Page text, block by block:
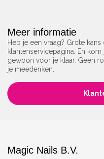
Meer informatie
Heb je een vraag? Grote
klantenservicepagina. En
gewoon voor je klaar. Geen
je meedenken.
Magic Nails B.V.